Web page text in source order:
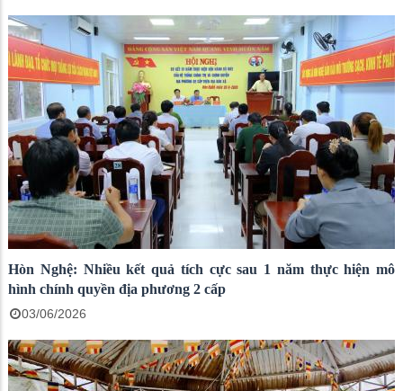
Hòn Nghệ: Nhiều kết quả tích cực sau 1 năm thực hiện mô
hình chính quyền địa phương 2 cấp
03/06/2026